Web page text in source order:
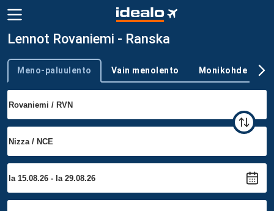
Lennot Rovaniemi - Ranska
Trip type
Meno-paluulento Vain menolento Monikohde